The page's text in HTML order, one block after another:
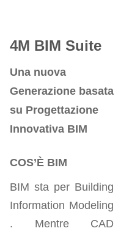
4M BIM Suite
Una nuova
Generazione basata
su Progettazione
Innovativa BIM
COS’È BIM
BIM sta per Building
Information Modeling
. Mentre CAD